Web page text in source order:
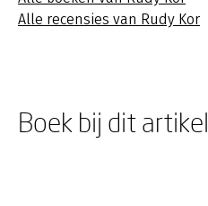
Alle recensies van Rudy Kor
Boek bij dit artikel